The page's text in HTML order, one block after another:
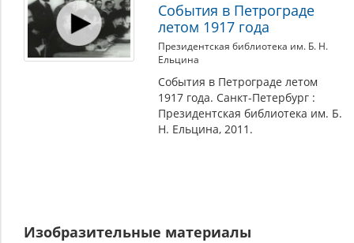
События в Петрограде
летом 1917 года
Президентская библиотека им. Б. Н.
Ельцина
События в Петрограде летом
1917 года. Санкт-Петербург :
Президентская библиотека им. Б.
Н. Ельцина, 2011.
Изобразительные материалы